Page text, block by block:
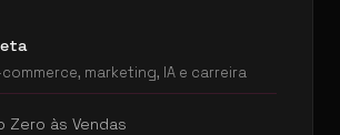
marketing, IA e carreira
Zero às Vendas